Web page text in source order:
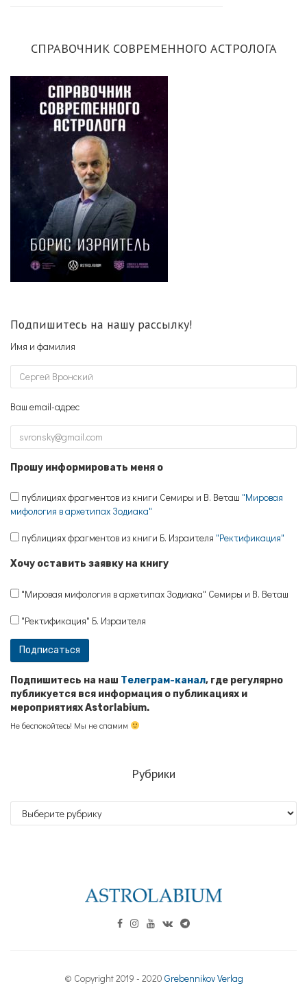
СПРАВОЧНИК СОВРЕМЕННОГО АСТРОЛОГА
Подпишитесь на нашу рассылку!
Имя и фамилия
Ваш email-адрес
Прошу информировать меня о
публициях фрагментов из книги Семиры и В. Веташ "Мировая
мифология в архетипах Зодиака"
публициях фрагментов из книги Б. Израителя "Ректификация"
Хочу оставить заявку на книгу
"Мировая мифология в архетипах Зодиака" Семиры и В. Веташ
"Ректификация" Б. Израителя
Подпишитесь на наш Телеграм-канал, где регулярно
публикуется вся информация о публикациях и
мероприятиях Astorlabium.
Не беспокойтесь! Мы не спамим
Рубрики
Рубрики
© Copyright 2019 - 2020 Grebennikov Verlag